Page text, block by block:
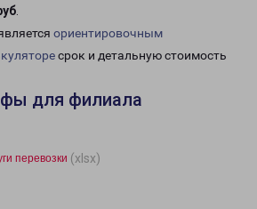
.
ориентировочным
срок и детальную стоимость
для филиала
перевозки (xlsx)